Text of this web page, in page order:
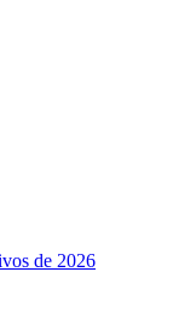
de 2026